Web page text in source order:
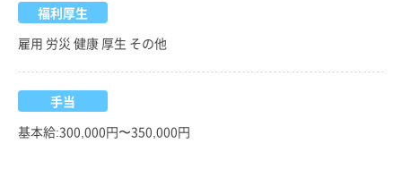
福利厚生
雇用 労災 健康 厚生 その他
手当
基本給:300,000円〜350,000円